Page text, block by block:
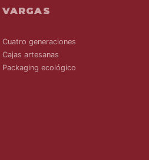
VARGAS
Cuatro generaciones
Cajas artesanas
Packaging ecológico